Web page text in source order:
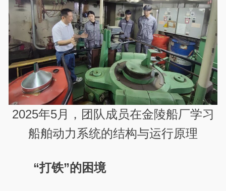
2025年5月，团队成员在金陵船厂学习
船舶动力系统的结构与运行原理
“打铁”的困境